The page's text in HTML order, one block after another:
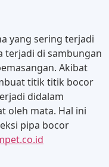
yang sering terjadi
terjadi di sambungan
Akibat
titik titik bocor
didalam
oleh mata. Hal ini
pipa bocor